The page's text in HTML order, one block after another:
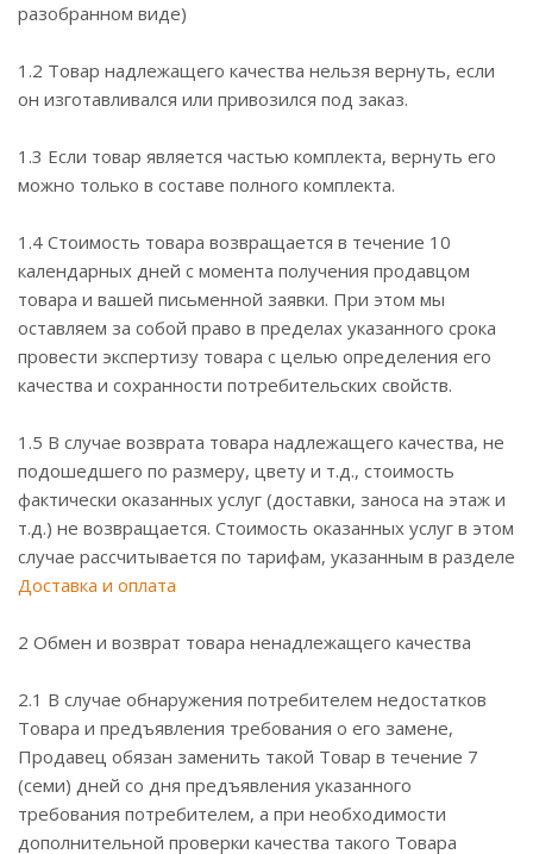
разобранном виде)
1.2 Товар надлежащего качества нельзя вернуть, если
он изготавливался или привозился под заказ.
1.3 Если товар является частью комплекта, вернуть его
можно только в составе полного комплекта.
1.4 Стоимость товара возвращается в течение 10
календарных дней с момента получения продавцом
товара и вашей письменной заявки. При этом мы
оставляем за собой право в пределах указанного срока
провести экспертизу товара с целью определения его
качества и сохранности потребительских свойств.
1.5 В случае возврата товара надлежащего качества, не
подошедшего по размеру, цвету и т.д., стоимость
фактически оказанных услуг (доставки, заноса на этаж и
т.д.) не возвращается. Стоимость оказанных услуг в этом
случае рассчитывается по тарифам, указанным в разделе
Доставка и оплата
2 Обмен и возврат товара ненадлежащего качества
2.1 В случае обнаружения потребителем недостатков
Товара и предъявления требования о его замене,
Продавец обязан заменить такой Товар в течение 7
(семи) дней со дня предъявления указанного
требования потребителем, а при необходимости
дополнительной проверки качества такого Товара